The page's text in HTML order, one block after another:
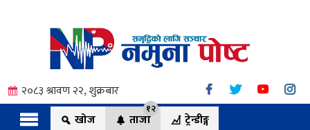
२०८३ श्रावण २२, शुक्रबार
खोज
ताजा
१२
ट्रेन्डीङ्ग